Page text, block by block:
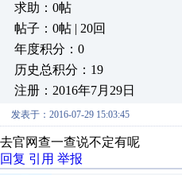
求助：0帖
帖子：0帖 | 20回
年度积分：0
历史总积分：19
注册：2016年7月29日
发表于：2016-07-29 15:03:45
去官网查一查说不定有呢
回复 引用 举报